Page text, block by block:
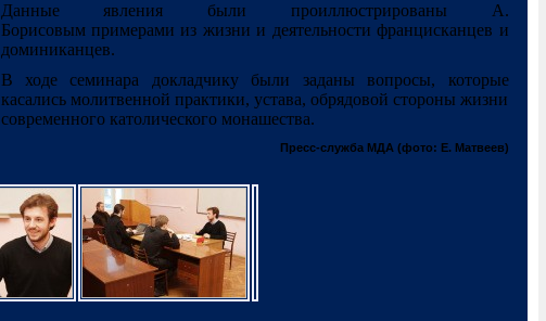
Данные явления были проиллюстрированы А.
Борисовым примерами из жизни и деятельности францисканцев и
доминиканцев.
В ходе семинара докладчику были заданы вопросы, которые
касались молитвенной практики, устава, обрядовой стороны жизни
современного католического монашества.
Пресс-служба МДА (фото: Е. Матвеев)